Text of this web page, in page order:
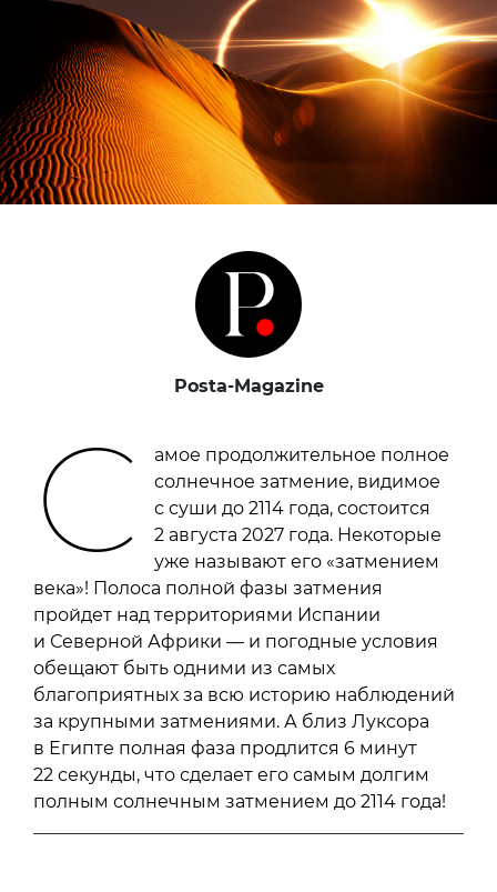
Posta-Magazine
С
амое продолжительное полное
солнечное затмение, видимое
с суши до 2114 года, состоится
2 августа 2027 года. Некоторые
уже называют его «затмением
века»! Полоса полной фазы затмения
пройдет над территориями Испании
и Северной Африки — и погодные условия
обещают быть одними из самых
благоприятных за всю историю наблюдений
за крупными затмениями. А близ Луксора
в Египте полная фаза продлится 6 минут
22 секунды, что сделает его самым долгим
полным солнечным затмением до 2114 года!